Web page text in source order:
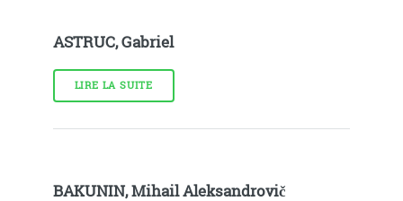
ASTRUC, Gabriel
LIRE LA SUITE
BAKUNIN, Mihail Aleksandrovič